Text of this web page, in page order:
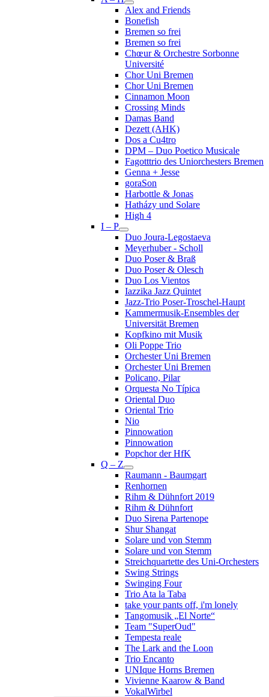
Alex and Friends
Bonefish
Bremen so frei
Bremen so frei
Chœur & Orchestre Sorbonne
Université
Chor Uni Bremen
Chor Uni Bremen
Cinnamon Moon
Crossing Minds
Damas Band
Dezett (AHK)
Dos a Cu4tro
DPM – Duo Poetico Musicale
Fagotttrio des Uniorchesters Bremen
Genna + Jesse
goraSon
Harbottle & Jonas
Hatházy und Solare
High 4
I – P
Duo Joura-Legostaeva
Meyerhuber - Scholl
Duo Poser & Braß
Duo Poser & Olesch
Duo Los Vientos
Iazzika Jazz Quintet
Jazz-Trio Poser-Troschel-Haupt
Kammermusik-Ensembles der
Universität Bremen
Kopfkino mit Musik
Oli Poppe Trio
Orchester Uni Bremen
Orchester Uni Bremen
Policano, Pilar
Orquesta No Típica
Oriental Duo
Oriental Trio
Nio
Pinnowation
Pinnowation
Popchor der HfK
Q – Z
Raumann - Baumgart
Renhornen
Rihm & Dühnfort 2019
Rihm & Dühnfort
Duo Sirena Partenope
Shur Shangat
Solare und von Stemm
Solare und von Stemm
Streichquartette des Uni-Orchesters
Swing Strings
Swinging Four
Trio Ata la Taba
take your pants off, i'm lonely
Tangomusik „El Norte“
Team "SuperOud"
Tempesta reale
The Lark and the Loon
Trio Encanto
UNIque Horns Bremen
Vivienne Kaarow & Band
VokalWirbel